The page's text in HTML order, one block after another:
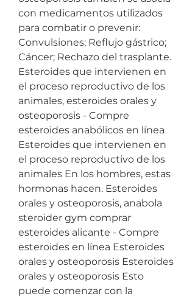
con medicamentos utilizados
para combatir o prevenir:
Convulsiones; Reflujo gástrico;
Cáncer; Rechazo del trasplante.
Esteroides que intervienen en
el proceso reproductivo de los
animales, esteroides orales y
osteoporosis - Compre
esteroides anabólicos en línea
Esteroides que intervienen en
el proceso reproductivo de los
animales En los hombres, estas
hormonas hacen. Esteroides
orales y osteoporosis, anabola
steroider gym comprar
esteroides alicante - Compre
esteroides en línea Esteroides
orales y osteoporosis Esteroides
orales y osteoporosis Esto
puede comenzar con la